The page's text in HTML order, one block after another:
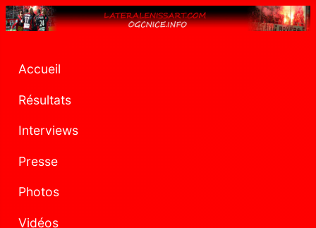
Accueil
Résultats
Interviews
Presse
Photos
Vidéos